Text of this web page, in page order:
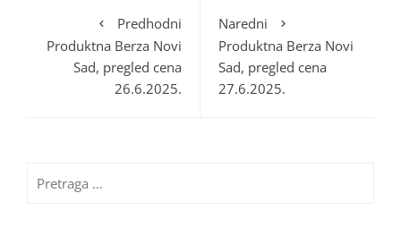
Predhodni
Produktna Berza Novi
Sad, pregled cena
26.6.2025.
Naredni
Produktna Berza Novi
Sad, pregled cena
27.6.2025.
za: